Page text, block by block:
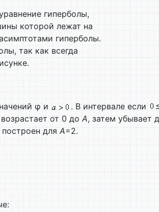
гиперболы,
которой лежат на
гиперболы.
так как всегда
φ и . В интервале если
от 0 до A, затем убывает
для A=2.